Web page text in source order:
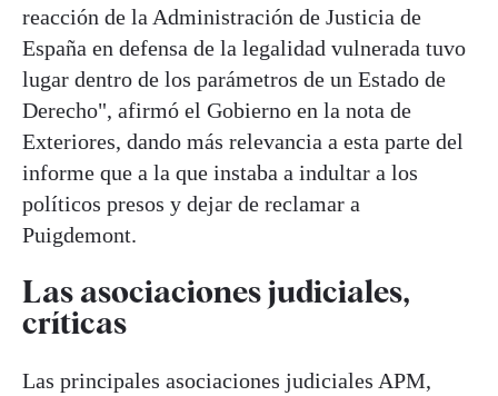
reacción de la Administración de Justicia de
España en defensa de la legalidad vulnerada tuvo
lugar dentro de los parámetros de un Estado de
Derecho", afirmó el Gobierno en la nota de
Exteriores, dando más relevancia a esta parte del
informe que a la que instaba a indultar a los
políticos presos y dejar de reclamar a
Puigdemont.
Las asociaciones judiciales,
críticas
Las principales asociaciones judiciales APM,